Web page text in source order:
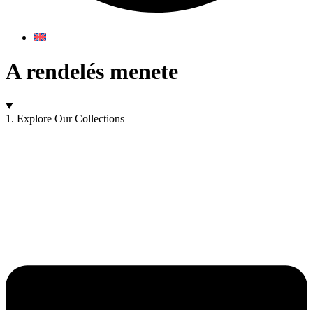
A rendelés menete
1. Explore Our Collections